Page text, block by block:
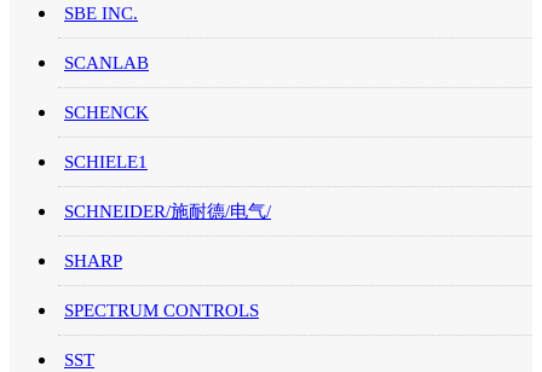
SBE INC.
SCANLAB
SCHENCK
SCHIELE1
SCHNEIDER/施耐德/电气/
SHARP
SPECTRUM CONTROLS
SST